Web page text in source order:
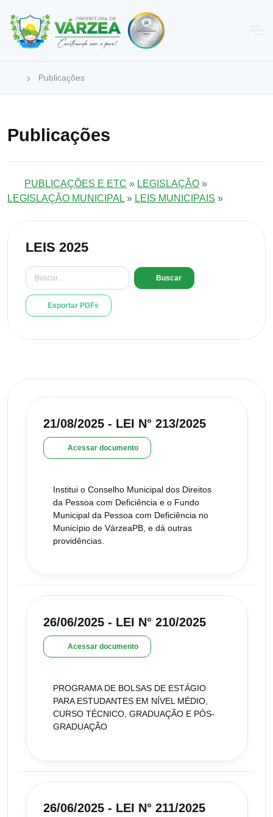
Publicações
Publicações
PUBLICAÇÕES E ETC » LEGISLAÇÃO »
LEGISLAÇÃO MUNICIPAL » LEIS MUNICIPAIS »
LEIS 2025
Buscar
Exportar PDFs
21/08/2025 - LEI N° 213/2025
Acessar documento
Institui o Conselho Municipal dos Direitos
da Pessoa com Deficiência e o Fundo
Municipal da Pessoa com Deficiência no
Município de VárzeaPB, e dá outras
providências.
26/06/2025 - LEI N° 210/2025
Acessar documento
PROGRAMA DE BOLSAS DE ESTÁGIO
PARA ESTUDANTES EM NÍVEL MÉDIO,
CURSO TÉCNICO, GRADUAÇÃO E PÓS-
GRADUAÇÃO
26/06/2025 - LEI N° 211/2025